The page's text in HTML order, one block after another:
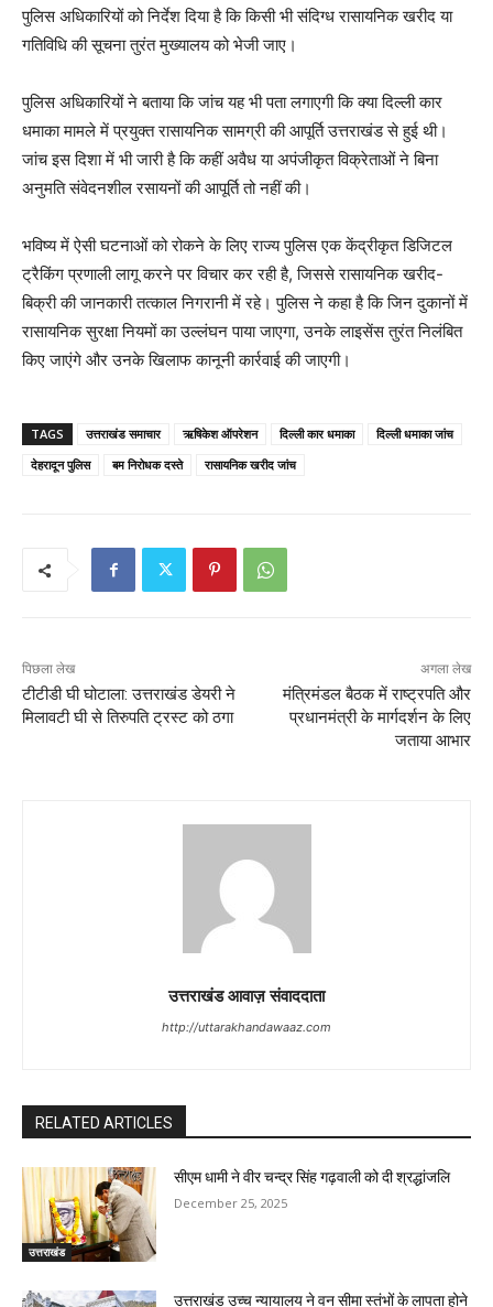
पुलिस अधिकारियों को निर्देश दिया है कि किसी भी संदिग्ध रासायनिक खरीद या
गतिविधि की सूचना तुरंत मुख्यालय को भेजी जाए।
पुलिस अधिकारियों ने बताया कि जांच यह भी पता लगाएगी कि क्या दिल्ली कार
धमाका मामले में प्रयुक्त रासायनिक सामग्री की आपूर्ति उत्तराखंड से हुई थी।
जांच इस दिशा में भी जारी है कि कहीं अवैध या अपंजीकृत विक्रेताओं ने बिना
अनुमति संवेदनशील रसायनों की आपूर्ति तो नहीं की।
भविष्य में ऐसी घटनाओं को रोकने के लिए राज्य पुलिस एक केंद्रीकृत डिजिटल
ट्रैकिंग प्रणाली लागू करने पर विचार कर रही है, जिससे रासायनिक खरीद-
बिक्री की जानकारी तत्काल निगरानी में रहे। पुलिस ने कहा है कि जिन दुकानों में
रासायनिक सुरक्षा नियमों का उल्लंघन पाया जाएगा, उनके लाइसेंस तुरंत निलंबित
किए जाएंगे और उनके खिलाफ कानूनी कार्रवाई की जाएगी।
TAGS उत्तराखंड समाचार ऋषिकेश ऑपरेशन दिल्ली कार धमाका
दिल्ली धमाका जांच
देहरादून पुलिस
बम निरोधक दस्ते रासायनिक खरीद जांच
पिछला लेख
टीटीडी घी घोटाला: उत्तराखंड डेयरी ने
मिलावटी घी से तिरुपति ट्रस्ट को ठगा
अगला लेख
मंत्रिमंडल बैठक में राष्ट्रपति और
प्रधानमंत्री के मार्गदर्शन के लिए
जताया आभार
उत्तराखंड आवाज़ संवाददाता
http://uttarakhandawaaz.com
RELATED ARTICLES
उत्तराखंड
सीएम धामी ने वीर चन्द्र सिंह गढ़वाली को दी श्रद्धांजलि
December 25, 2025
उत्तराखंड उच्च न्यायालय ने वन सीमा स्तंभों के लापता होने